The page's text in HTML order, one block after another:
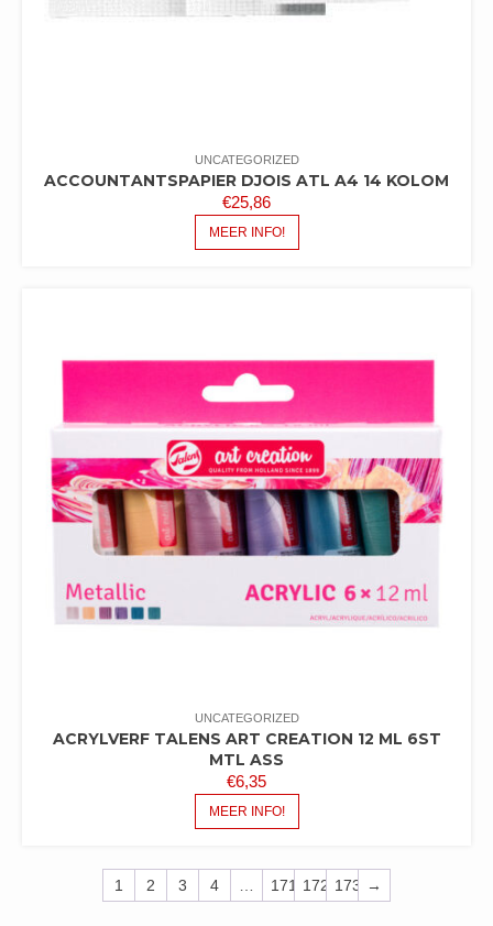
UNCATEGORIZED
ACCOUNTANTSPAPIER DJOIS ATL A4 14 KOLOM
€25,86
MEER INFO!
UNCATEGORIZED
ACRYLVERF TALENS ART CREATION 12 ML 6ST
MTL ASS
€6,35
MEER INFO!
1 2 3 4 … 171 172 173 →